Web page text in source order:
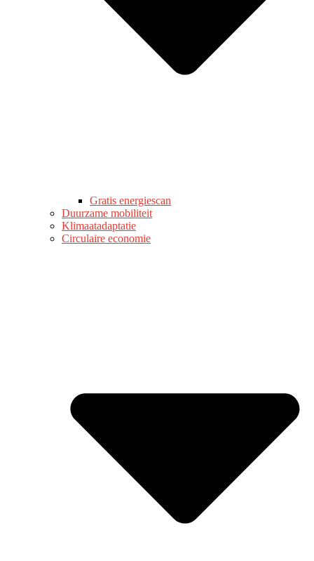
Gratis energiescan
Duurzame mobiliteit
Klimaatadaptatie
Circulaire economie